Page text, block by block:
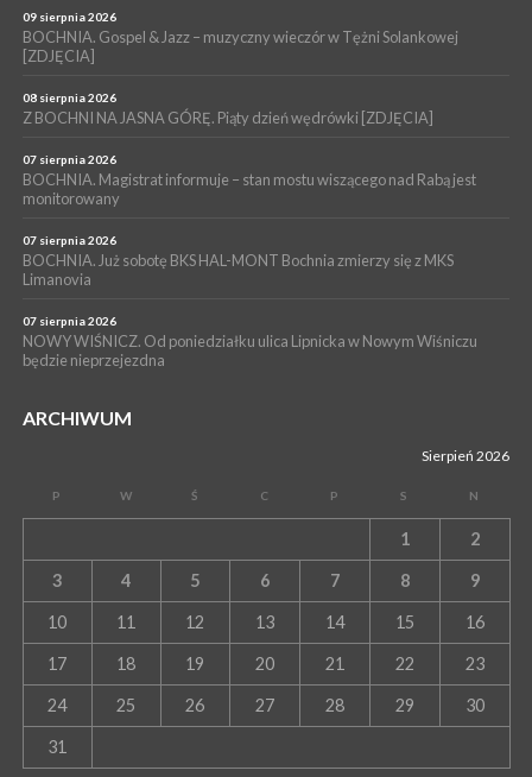
BRZESKO. Lepsze warunki dla strażaków z OSP Okocim!
WYDARZENIA
BORZĘCIN. Już w najbliższy weekend XIX Borzęckie Święto
Grzyba: Zenek Martyniuk i Justyna Steczkowska
09 sierpnia 2026
BOCHNIA. Gospel & Jazz – muzyczny wieczór w Tężni Solankowej
[ZDJĘCIA]
08 sierpnia 2026
Z BOCHNI NA JASNA GÓRĘ. Piąty dzień wędrówki [ZDJĘCIA]
07 sierpnia 2026
BOCHNIA. Magistrat informuje – stan mostu wiszącego nad Rabą jest
monitorowany
07 sierpnia 2026
BOCHNIA. Już sobotę BKS HAL-MONT Bochnia zmierzy się z MKS
Limanovia
07 sierpnia 2026
NOWY WIŚNICZ. Od poniedziałku ulica Lipnicka w Nowym Wiśniczu
będzie nieprzejezdna
ARCHIWUM
Sierpień 2026
P W Ś C P S N
1 2
3 4 5 6 7 8 9
10 11 12 13 14 15 16
17 18 19 20 21 22 23
24 25 26 27 28 29 30
31